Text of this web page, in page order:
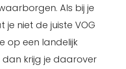
Als bij je
niet de juiste VOG
op een landelijk
krijg je daarover